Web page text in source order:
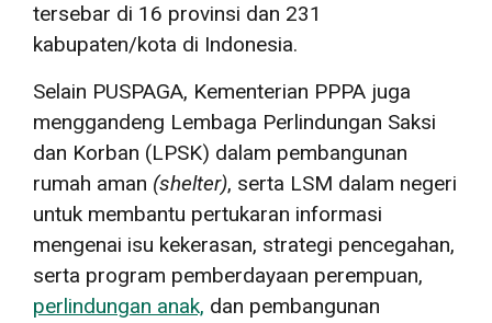
tersebar di 16 provinsi dan 231
kabupaten/kota di Indonesia.
Selain PUSPAGA, Kementerian PPPA juga
menggandeng Lembaga Perlindungan Saksi
dan Korban (LPSK) dalam pembangunan
rumah aman (shelter), serta LSM dalam negeri
untuk membantu pertukaran informasi
mengenai isu kekerasan, strategi pencegahan,
serta program pemberdayaan perempuan,
perlindungan anak, dan pembangunan